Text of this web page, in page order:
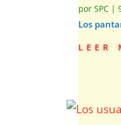
porSPC |
Los
leer